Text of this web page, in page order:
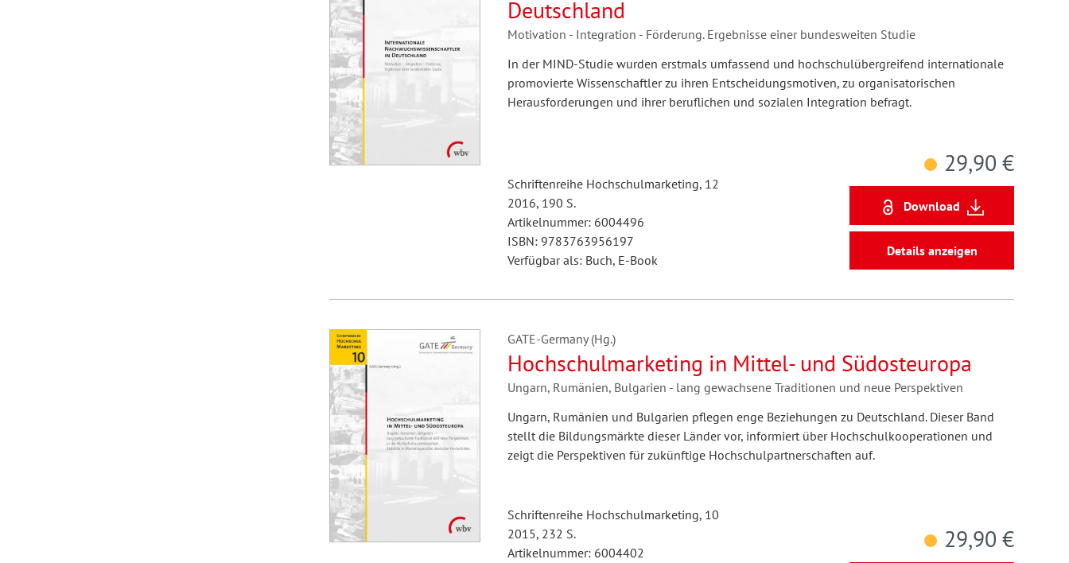
Deutschland
Motivation - Integration - Förderung. Ergebnisse einer bundesweiten Studie
In der MIND-Studie wurden erstmals umfassend und hochschulübergreifend internationale
promovierte Wissenschaftler zu ihren Entscheidungsmotiven, zu organisatorischen
Herausforderungen und ihrer beruflichen und sozialen Integration befragt.
Schriftenreihe Hochschulmarketing, 12
2016, 190 S.
Artikelnummer: 6004496
ISBN: 9783763956197
Verfügbar als: Buch, E-Book
29,90 €
Download
Details anzeigen
GATE-Germany (Hg.)
Hochschulmarketing in Mittel- und Südosteuropa
Ungarn, Rumänien, Bulgarien - lang gewachsene Traditionen und neue Perspektiven
Ungarn, Rumänien und Bulgarien pflegen enge Beziehungen zu Deutschland. Dieser Band
stellt die Bildungsmärkte dieser Länder vor, informiert über Hochschulkooperationen und
zeigt die Perspektiven für zukünftige Hochschulpartnerschaften auf.
Schriftenreihe Hochschulmarketing, 10
2015, 232 S.
Artikelnummer: 6004402
29,90 €